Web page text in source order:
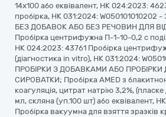
14х100 або еквівалент, НК 024:2023:
пробірка, НК 031:2024: W050101010202
БЕЗ ДОБАВОК АБО БЕЗ РЕЧОВИН ДЛЯ
Пробірка центрифужна П-1-10-0,2 с
НК 024:2023: 43761 Пробірка
(діагностика in vitro), НК 031:2024:
ПРОБІРКИ З ДОБАВКАМИ АБО ПРОБІРКИ
СИРОВАТКИ; Пробірка AMED з
коагуляція, цитрат натрію 3,2%,
мл, скляна (уп.100 шт) або еквівалент,
Пробірка вакуумна для взяття зразків